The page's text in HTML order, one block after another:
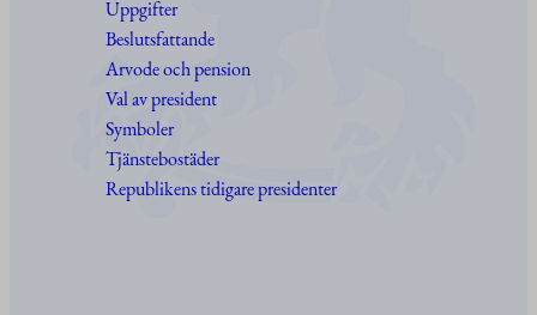
Uppgifter
Beslutsfattande
Arvode och pension
Val av president
Symboler
Tjänstebostäder
Republikens tidigare presidenter